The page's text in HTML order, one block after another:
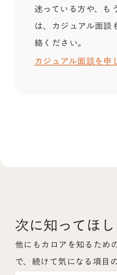
迷っている方や、も
は、カジュアル面
絡ください。
カジュアル面談を申
次に知ってほ
他にもカロアを知るため
で、続けて気になる項目